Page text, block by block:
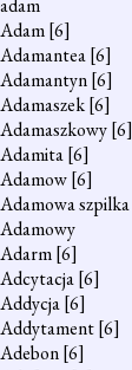
adam
Adam[6]
Adamantea[6]
Adamantyn[6]
Adamaszek[6]
Adamaszkowy[6]
Adamita[6]
Adamow[6]
Adamowa szpilka
Adamowy
Adarm[6]
Adcytacja[6]
Addycja[6]
Addytament[6]
Adebon[6]